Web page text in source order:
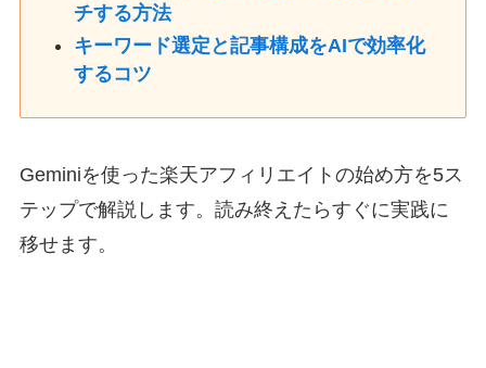
チする方法
キーワード選定と記事構成をAIで効率化
するコツ
Geminiを使った楽天アフィリエイトの始め方を5ス
テップで解説します。読み終えたらすぐに実践に
移せます。